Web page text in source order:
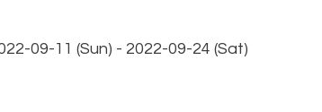
09-11 (Sun) - 2022-09-24 (Sat)